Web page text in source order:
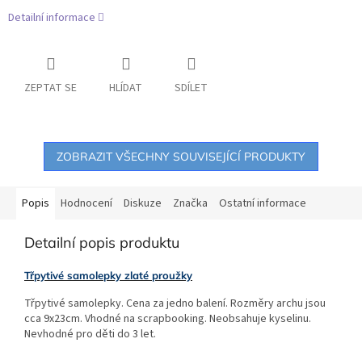
Detailní informace
ZEPTAT SE HLÍDAT SDÍLET
ZOBRAZIT VŠECHNY SOUVISEJÍCÍ PRODUKTY
Popis Hodnocení Diskuze Značka Ostatní informace
Detailní popis produktu
Třpytivé samolepky zlaté proužky
Třpytivé samolepky. Cena za jedno balení. Rozměry archu jsou
cca 9x23cm. Vhodné na scrapbooking. Neobsahuje kyselinu.
Nevhodné pro děti do 3 let.